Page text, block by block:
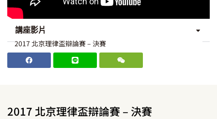
講座影片
2017 北京理律盃辯論賽 – 決賽
2017 北京理律盃辯論賽 – 決賽